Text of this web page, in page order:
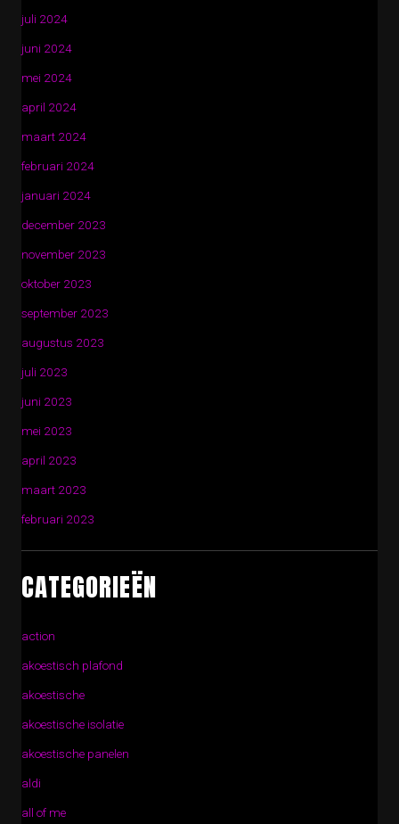
juli 2024
juni 2024
mei 2024
april 2024
maart 2024
februari 2024
januari 2024
december 2023
november 2023
oktober 2023
september 2023
augustus 2023
juli 2023
juni 2023
mei 2023
april 2023
maart 2023
februari 2023
CATEGORIEËN
action
akoestisch plafond
akoestische
akoestische isolatie
akoestische panelen
aldi
all of me